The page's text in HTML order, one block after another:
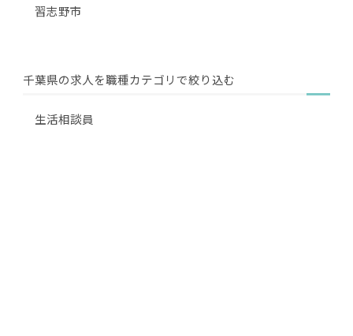
習志野市
千葉県の求人を職種カテゴリで絞り込む
生活相談員